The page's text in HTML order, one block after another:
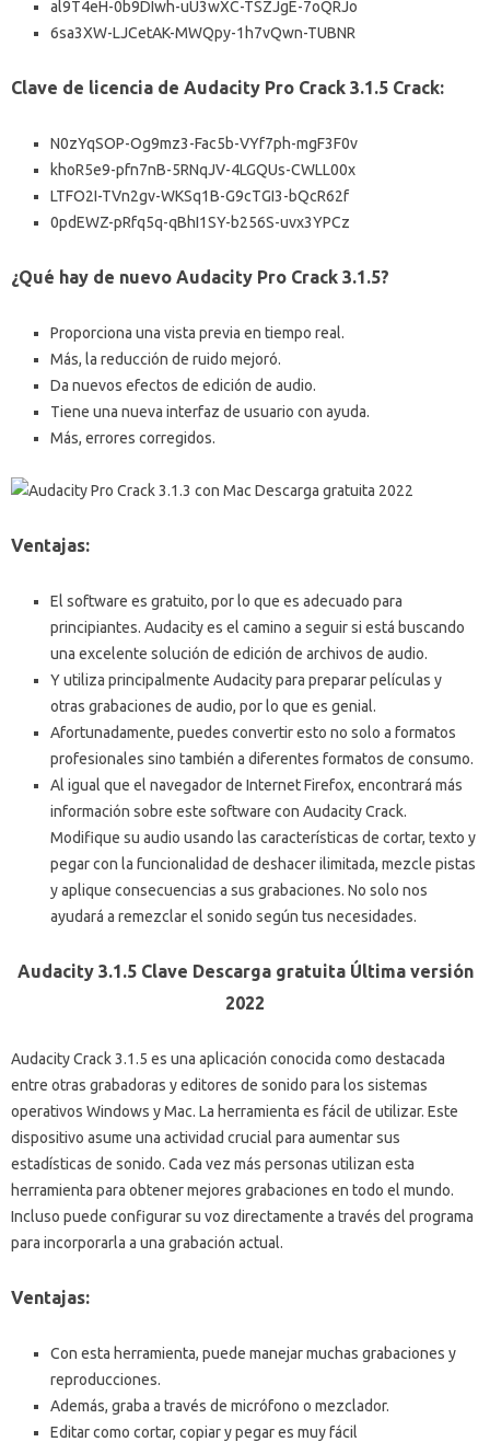
al9T4eH-0b9DIwh-uU3wXC-TSZJgE-7oQRJo
6sa3XW-LJCetAK-MWQpy-1h7vQwn-TUBNR
Clave de licencia de Audacity Pro Crack 3.1.5 Crack:
N0zYqSOP-Og9mz3-Fac5b-VYf7ph-mgF3F0v
khoR5e9-pfn7nB-5RNqJV-4LGQUs-CWLL00x
LTFO2I-TVn2gv-WKSq1B-G9cTGI3-bQcR62f
0pdEWZ-pRfq5q-qBhI1SY-b256S-uvx3YPCz
¿Qué hay de nuevo Audacity Pro Crack 3.1.5?
Proporciona una vista previa en tiempo real.
Más, la reducción de ruido mejoró.
Da nuevos efectos de edición de audio.
Tiene una nueva interfaz de usuario con ayuda.
Más, errores corregidos.
Ventajas:
El software es gratuito, por lo que es adecuado para
principiantes. Audacity es el camino a seguir si está buscando
una excelente solución de edición de archivos de audio.
Y utiliza principalmente Audacity para preparar películas y
otras grabaciones de audio, por lo que es genial.
Afortunadamente, puedes convertir esto no solo a formatos
profesionales sino también a diferentes formatos de consumo.
Al igual que el navegador de Internet Firefox, encontrará más
información sobre este software con Audacity Crack.
Modifique su audio usando las características de cortar, texto y
pegar con la funcionalidad de deshacer ilimitada, mezcle pistas
y aplique consecuencias a sus grabaciones. No solo nos
ayudará a remezclar el sonido según tus necesidades.
Audacity 3.1.5 Clave Descarga gratuita Última versión
2022
Audacity Crack 3.1.5 es una aplicación conocida como destacada
entre otras grabadoras y editores de sonido para los sistemas
operativos Windows y Mac. La herramienta es fácil de utilizar. Este
dispositivo asume una actividad crucial para aumentar sus
estadísticas de sonido. Cada vez más personas utilizan esta
herramienta para obtener mejores grabaciones en todo el mundo.
Incluso puede configurar su voz directamente a través del programa
para incorporarla a una grabación actual.
Ventajas:
Con esta herramienta, puede manejar muchas grabaciones y
reproducciones.
Además, graba a través de micrófono o mezclador.
Editar como cortar, copiar y pegar es muy fácil